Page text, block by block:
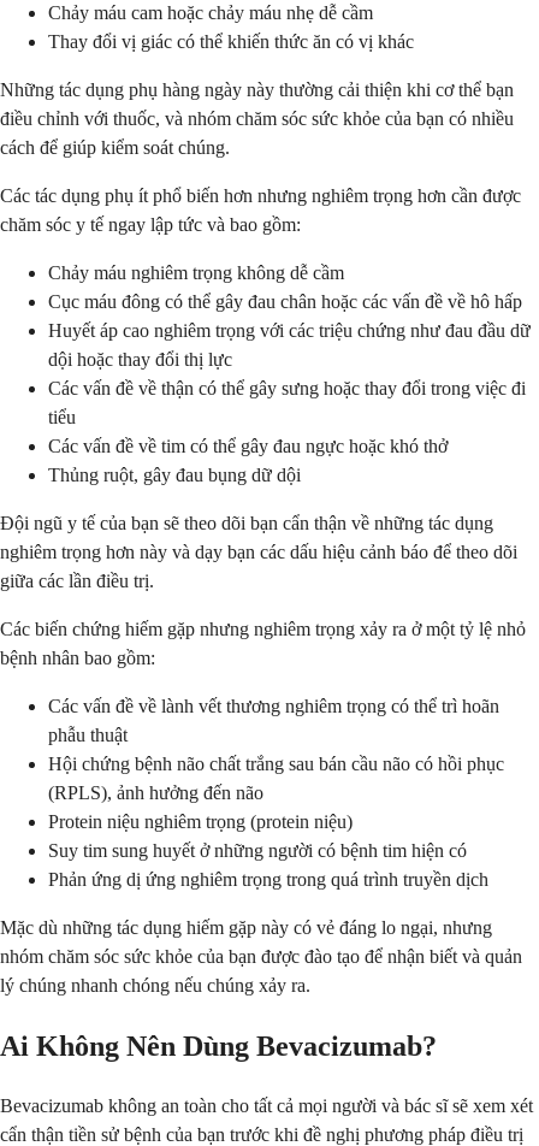
Chảy máu cam hoặc chảy máu nhẹ dễ cầm
Thay đổi vị giác có thể khiến thức ăn có vị khác
Những tác dụng phụ hàng ngày này thường cải thiện khi cơ thể bạn
điều chỉnh với thuốc, và nhóm chăm sóc sức khỏe của bạn có nhiều
cách để giúp kiểm soát chúng.
Các tác dụng phụ ít phổ biến hơn nhưng nghiêm trọng hơn cần được
chăm sóc y tế ngay lập tức và bao gồm:
Chảy máu nghiêm trọng không dễ cầm
Cục máu đông có thể gây đau chân hoặc các vấn đề về hô hấp
Huyết áp cao nghiêm trọng với các triệu chứng như đau đầu dữ
dội hoặc thay đổi thị lực
Các vấn đề về thận có thể gây sưng hoặc thay đổi trong việc đi
tiểu
Các vấn đề về tim có thể gây đau ngực hoặc khó thở
Thủng ruột, gây đau bụng dữ dội
Đội ngũ y tế của bạn sẽ theo dõi bạn cẩn thận về những tác dụng
nghiêm trọng hơn này và dạy bạn các dấu hiệu cảnh báo để theo dõi
giữa các lần điều trị.
Các biến chứng hiếm gặp nhưng nghiêm trọng xảy ra ở một tỷ lệ nhỏ
bệnh nhân bao gồm:
Các vấn đề về lành vết thương nghiêm trọng có thể trì hoãn
phẫu thuật
Hội chứng bệnh não chất trắng sau bán cầu não có hồi phục
(RPLS), ảnh hưởng đến não
Protein niệu nghiêm trọng (protein niệu)
Suy tim sung huyết ở những người có bệnh tim hiện có
Phản ứng dị ứng nghiêm trọng trong quá trình truyền dịch
Mặc dù những tác dụng hiếm gặp này có vẻ đáng lo ngại, nhưng
nhóm chăm sóc sức khỏe của bạn được đào tạo để nhận biết và quản
lý chúng nhanh chóng nếu chúng xảy ra.
Ai Không Nên Dùng Bevacizumab?
Bevacizumab không an toàn cho tất cả mọi người và bác sĩ sẽ xem xét
cẩn thận tiền sử bệnh của bạn trước khi đề nghị phương pháp điều trị